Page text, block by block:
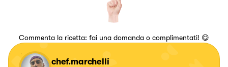
Commenta la ricetta: fai una domanda o complimentati! 😋
chef.marchelli